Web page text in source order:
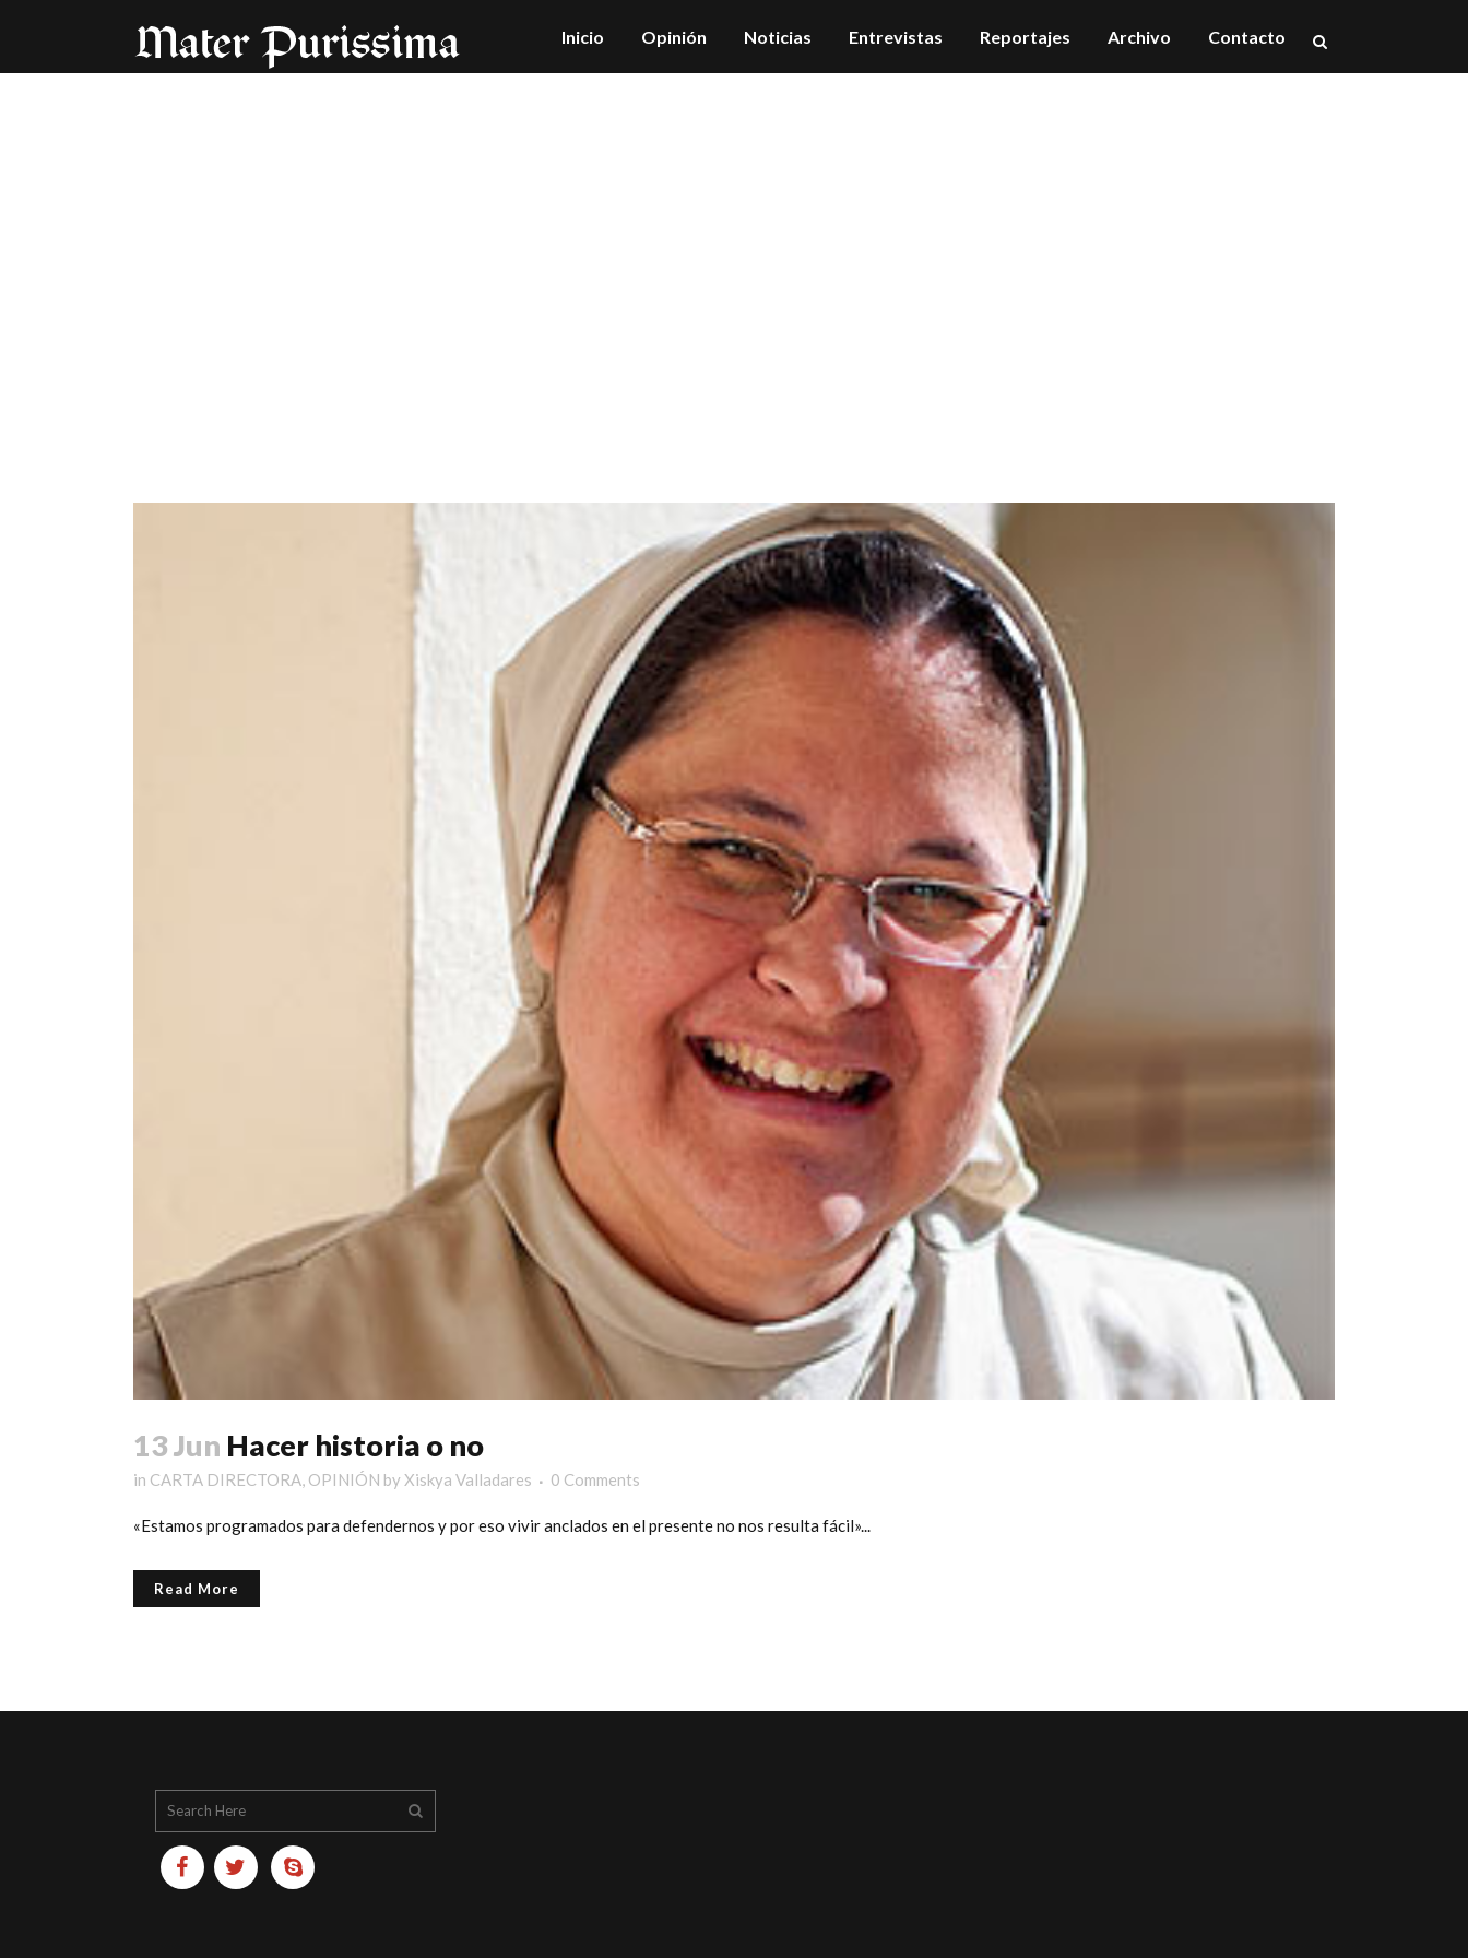
Inicio Opinión Noticias Entrevistas Reportajes Archivo Contacto
13 Jun Hacer historia o no
in CARTA DIRECTORA, OPINIÓN by Xiskya Valladares 0 Comments
«Estamos programados para defendernos y por eso vivir anclados en el presente no nos resulta fácil»...
Read More